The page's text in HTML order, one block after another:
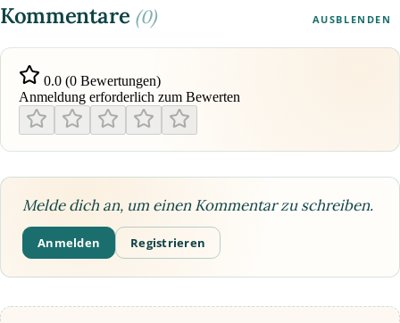
Kommentare (0) AUSBLENDEN
0.0 (0 Bewertungen)
Anmeldung erforderlich zum Bewerten
Melde dich an, um einen Kommentar zu schreiben.
Anmelden Registrieren